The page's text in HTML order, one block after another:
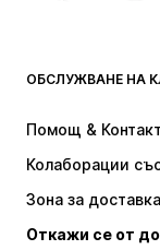
НОВО
Бельо
Палта
ОБСЛУЖВАНЕ НА
Помощ & Контакт
Колаборации
Зона за доставка
Откажи се от